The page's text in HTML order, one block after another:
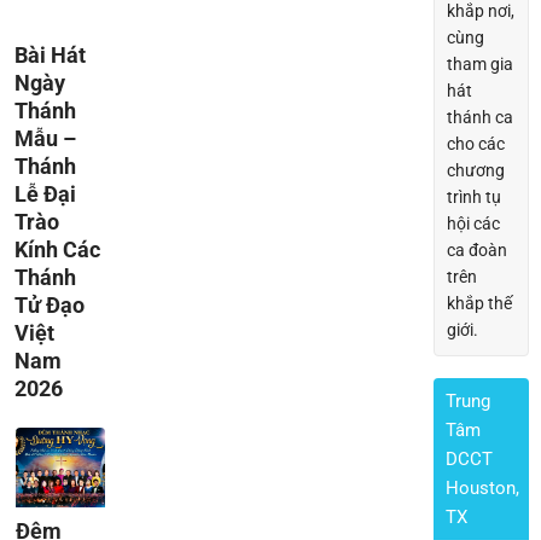
Bài Hát
Ngày
Thánh
Mẫu –
Thánh
Lễ Đại
Trào
Kính Các
Thánh
Tử Đạo
Việt
Nam
2026
Đêm
khắp nơi,
cùng
tham gia
hát
thánh ca
cho các
chương
trình tụ
hội các
ca đoàn
trên
khắp thế
giới.
Trung
Tâm
DCCT
Houston,
TX